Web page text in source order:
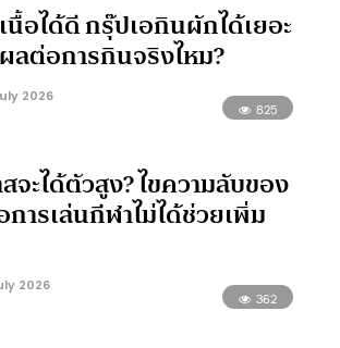
อได้ดี กรุ๊ปเอกินผักได้เยอะ
ลต่อการกินจริงไหม?
2026
825
จะได้ตัวสูง? ไขความลับของ
การเล่นกีฬาไม่ได้ช่วยเพิ่ม
2026
362